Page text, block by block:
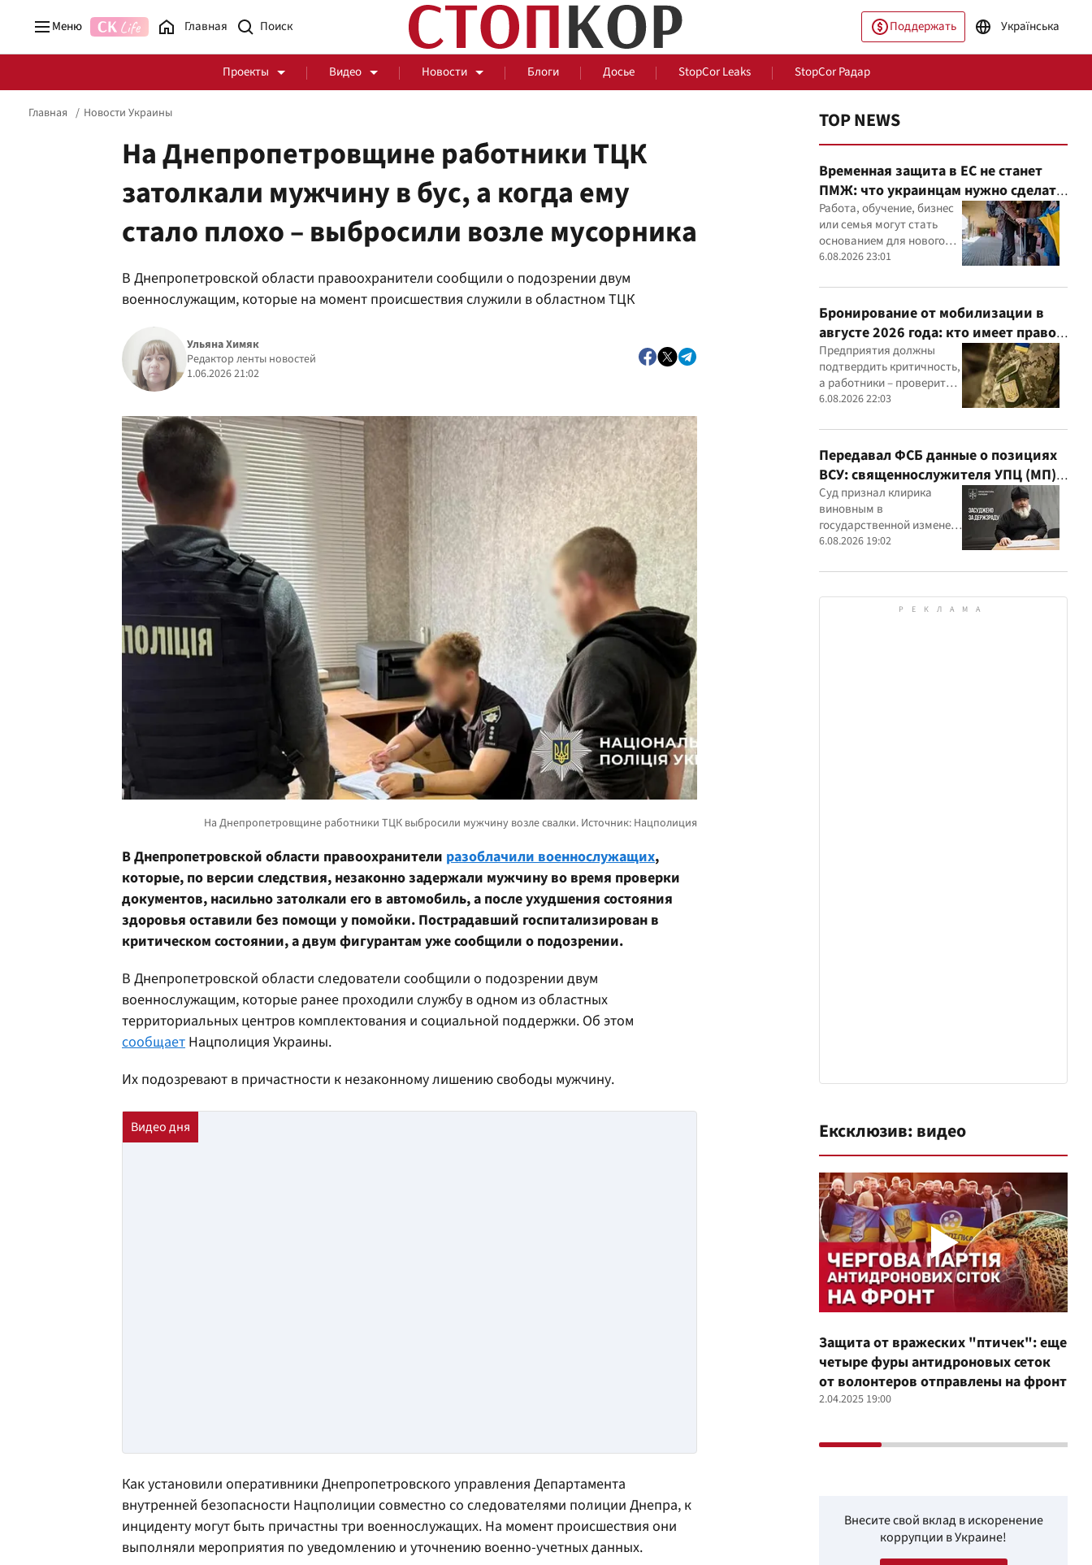
Меню Главная Поддержать Українська
Проекты Видео Новости Блоги Досье StopCor Leaks StopCor Радар
Стоп Политической Коррупции Честные закупки За оградой
Мир
Главная Новости Украины
На Днепропетровщине работники ТЦК
затолкали мужчину в бус, а когда ему
стало плохо – выбросили возле мусорника
В Днепропетровской области правоохранители сообщили о подозрении двум
военнослужащим, которые на момент происшествия служили в областном ТЦК
Ульяна Химяк
Редактор ленты новостей
1.06.2026 21:02
В Днепропетровской области правоохранители разоблачили военнослужащих,
которые, по версии следствия, незаконно задержали мужчину во время проверки
документов, насильно затолкали его в автомобиль, а после ухудшения состояния
здоровья оставили без помощи у помойки. Пострадавший госпитализирован в
критическом состоянии, а двум фигурантам уже сообщили о подозрении.
В Днепропетровской области следователи сообщили о подозрении двум
военнослужащим, которые ранее проходили службу в одном из областных
территориальных центров комплектования и социальной поддержки. Об этом
сообщает Нацполиция Украины.
Их подозревают в причастности к незаконному лишению свободы мужчину.
Как установили оперативники Днепропетровского управления Департамента
внутренней безопасности Нацполиции совместно со следователями полиции Днепра, к
инциденту могут быть причастны три военнослужащих. На момент происшествия они
выполняли мероприятия по уведомлению и уточнению военно-учетных данных.
TOP NEWS
Временная защита в ЕС не станет
ПМЖ: что украинцам нужно сделать
до 2028 года
Работа, обучение, бизнес
или семья могут стать
основанием для нового
статуса в ЕС
6.08.2026 23:01
Бронирование от мобилизации в
августе 2026 года: кто имеет право
и из-за чего может отказать
Предприятия должны
подтвердить критичность,
а работники – проверить
актуальность данных в
6.08.2026 22:03
Передавал ФСБ данные о позициях
ВСУ: священнослужителя УПЦ (МП)
приговорили к 15 годам
Суд признал клирика
виновным в
государственной измене и
постановил конфисковать
6.08.2026 19:02
Ексклюзив: видео
Защита от вражеских "птичек": еще
четыре фуры антидроновых сеток
от волонтеров отправлены на фронт
2.04.2025 19:00
Внесите свой вклад в искоренение
коррупции в Украине!